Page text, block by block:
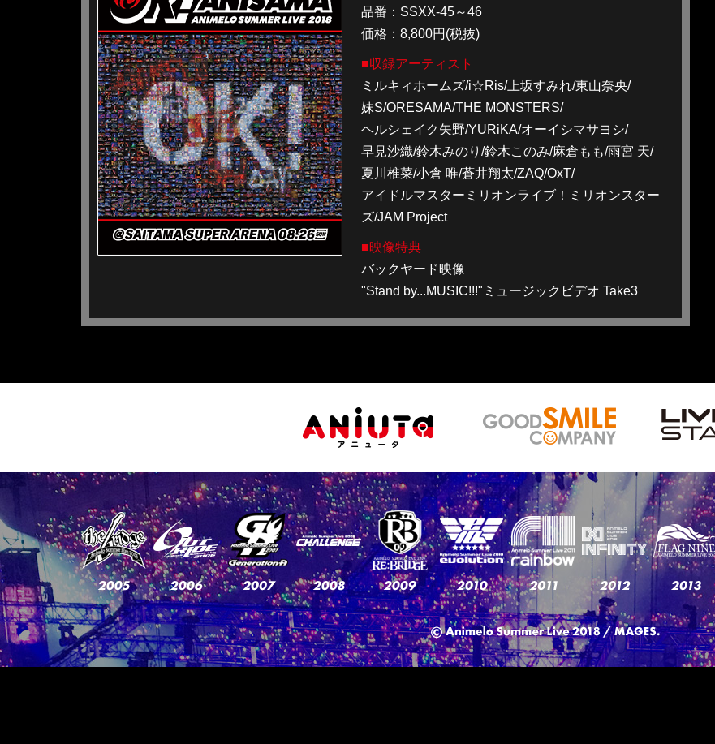
品番：SSXX-45～46
価格：8,800円(税抜)
■収録アーティスト
ミルキィホームズ/i☆Ris/上坂すみれ/東山奈央/
妹S/ORESAMA/THE MONSTERS/
ヘルシェイク矢野/YURiKA/オーイシマサヨシ/
早見沙織/鈴木みのり/鈴木このみ/麻倉もも/雨宮 天/
夏川椎菜/小倉 唯/蒼井翔太/ZAQ/OxT/
アイドルマスターミリオンライブ！ミリオンスター
ズ/JAM Project
■映像特典
バックヤード映像
"Stand by...MUSIC!!!"ミュージックビデオ Take3